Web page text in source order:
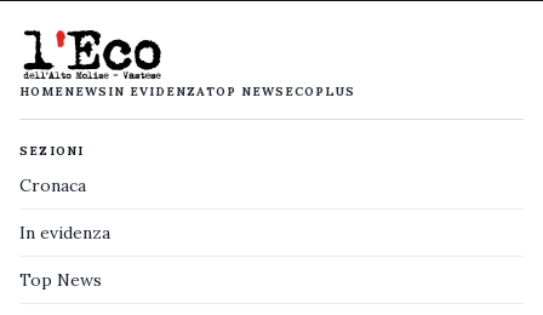
HOMENEWS IN EVIDENZATOP NEWS ECOPLUS
SEZIONI
Cronaca
In evidenza
Top News